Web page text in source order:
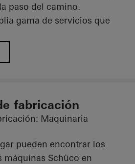
paso del camino.
gama de servicios que
fabricación
Maquinaria
pueden encontrar los
máquinas Schüco en